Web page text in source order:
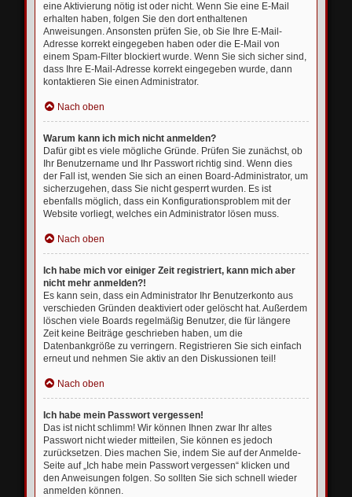
eine Aktivierung nötig ist oder nicht. Wenn Sie eine E-Mail
erhalten haben, folgen Sie den dort enthaltenen
Anweisungen. Ansonsten prüfen Sie, ob Sie Ihre E-Mail-
Adresse korrekt eingegeben haben oder die E-Mail von
einem Spam-Filter blockiert wurde. Wenn Sie sich sicher sind,
dass Ihre E-Mail-Adresse korrekt eingegeben wurde, dann
kontaktieren Sie einen Administrator.
Nach oben
Warum kann ich mich nicht anmelden?
Dafür gibt es viele mögliche Gründe. Prüfen Sie zunächst, ob
Ihr Benutzername und Ihr Passwort richtig sind. Wenn dies
der Fall ist, wenden Sie sich an einen Board-Administrator, um
sicherzugehen, dass Sie nicht gesperrt wurden. Es ist
ebenfalls möglich, dass ein Konfigurationsproblem mit der
Website vorliegt, welches ein Administrator lösen muss.
Nach oben
Ich habe mich vor einiger Zeit registriert, kann mich aber
nicht mehr anmelden?!
Es kann sein, dass ein Administrator Ihr Benutzerkonto aus
verschieden Gründen deaktiviert oder gelöscht hat. Außerdem
löschen viele Boards regelmäßig Benutzer, die für längere
Zeit keine Beiträge geschrieben haben, um die
Datenbankgröße zu verringern. Registrieren Sie sich einfach
erneut und nehmen Sie aktiv an den Diskussionen teil!
Nach oben
Ich habe mein Passwort vergessen!
Das ist nicht schlimm! Wir können Ihnen zwar Ihr altes
Passwort nicht wieder mitteilen, Sie können es jedoch
zurücksetzen. Dies machen Sie, indem Sie auf der Anmelde-
Seite auf „Ich habe mein Passwort vergessen“ klicken und
den Anweisungen folgen. So sollten Sie sich schnell wieder
anmelden können.